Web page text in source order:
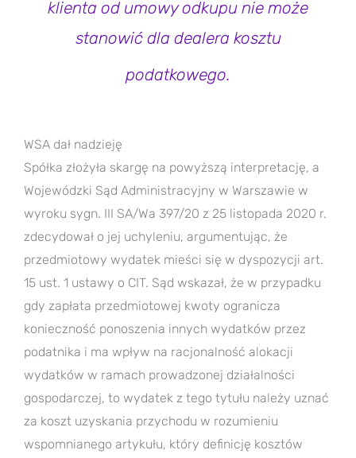
klienta od umowy odkupu nie może
stanowić dla dealera kosztu
podatkowego.
WSA dał nadzieję
Spółka złożyła skargę na powyższą interpretację, a
Wojewódzki Sąd Administracyjny w Warszawie w
wyroku sygn. III SA/Wa 397/20 z 25 listopada 2020 r.
zdecydował o jej uchyleniu, argumentując, że
przedmiotowy wydatek mieści się w dyspozycji art.
15 ust. 1 ustawy o CIT. Sąd wskazał, że w przypadku
gdy zapłata przedmiotowej kwoty ogranicza
konieczność ponoszenia innych wydatków przez
podatnika i ma wpływ na racjonalność alokacji
wydatków w ramach prowadzonej działalności
gospodarczej, to wydatek z tego tytułu należy uznać
za koszt uzyskania przychodu w rozumieniu
wspomnianego artykułu, który definicję kosztów